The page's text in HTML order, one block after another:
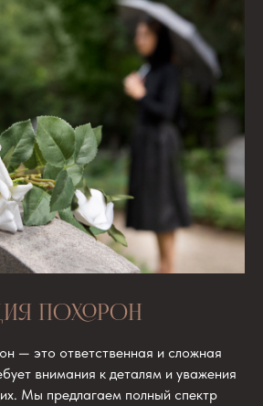
ПОХОРОН
— это ответственная и сложная
внимания к деталям и уважения
Мы предлагаем полный спектр